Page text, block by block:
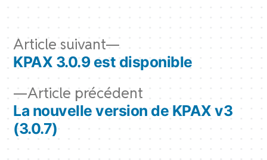
Navigation
de
l’article
Article précédent
précédent :
La nouvelle version de KPAX v3
(3.0.7)
Article suivant
suivant :
KPAX 3.0.9 est disponible